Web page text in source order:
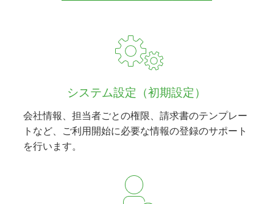
システム設定（初期設定）
会社情報、担当者ごとの権限、請求書のテンプレー
トなど、ご利用開始に必要な情報の登録のサポート
を行います。